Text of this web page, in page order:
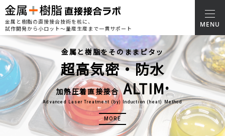
金属と樹脂の直接接合技術を核に、
試作開発から小ロット～量産生産まで一貫サポート
金属と樹脂をそのままピタッ
超高気密・防水
加熱圧着直接接合ALTIM®
Advanced Laser Treatment (by) Induction (heat) Method
MORE